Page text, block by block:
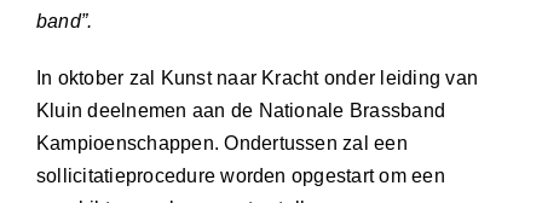
band”.
In oktober zal Kunst naar Kracht onder leiding van
Kluin deelnemen aan de Nationale Brassband
Kampioenschappen. Ondertussen zal een
sollicitatieprocedure worden opgestart om een